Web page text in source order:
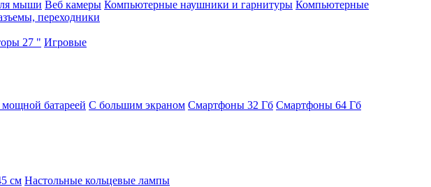
мыши Веб камеры Компьютерные наушники и гарнитуры Компьютерные
переходники
27 " Игровые
батареей С большим экраном Смартфоны 32 Гб Смартфоны 64 Гб
см Настольные кольцевые лампы